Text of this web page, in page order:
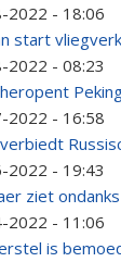
2022 - 18:06
start
2022 - 08:23
heropent
2022 - 16:58
verbiedt
2022 - 19:43
ziet
2022 - 11:06
is